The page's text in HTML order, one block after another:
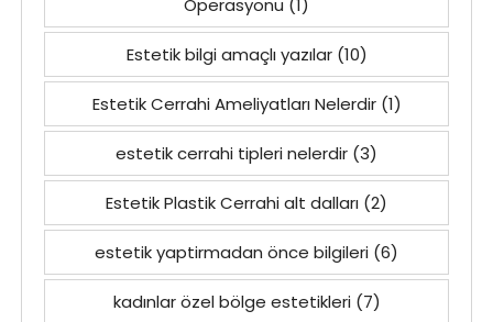
Operasyonu (1)
Estetik bilgi amaçlı yazılar(10)
Estetik Cerrahi Ameliyatları Nelerdir(1)
estetik cerrahi tipleri nelerdir (3)
Estetik Plastik Cerrahi alt dalları (2)
estetik yaptirmadan önce bilgileri (6)
kadınlar özel bölge estetikleri(7)